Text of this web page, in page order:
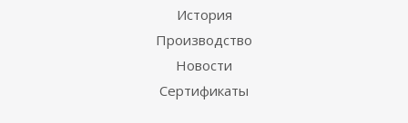
История
Производство
Новости
Сертификаты